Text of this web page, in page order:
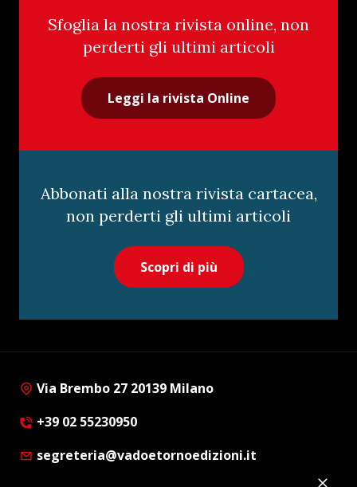
Sfoglia la nostra rivista online, non
perderti gli ultimi articoli
Leggi la rivista Online
Abbonati alla nostra rivista cartacea,
non perderti gli ultimi articoli
Scopri di più
Via Brembo 27 20139 Milano
+39 02 55230950
segreteria@vadoetornoedizioni.it